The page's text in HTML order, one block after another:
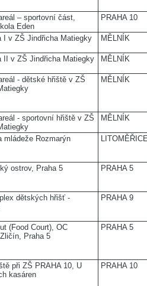
– sportovní část,
Eden
PRAHA 10
I v ZŠ Jindřicha Matiegky MĚLNÍK
II v ZŠ Jindřicha Matiegky MĚLNÍK
- dětské hřiště v ZŠ
MĚLNÍK
- sportovní hřiště v ZŠ
MĚLNÍK
mládeže Rozmarýn LITOMĚŘICE
ostrov, Praha 5 PRAHA 5
dětských hřišť -
PRAHA 9
(Food Court), OC
Praha 5
PRAHA 5
při ZŠ PRAHA 10, U
kasáren
PRAHA 10